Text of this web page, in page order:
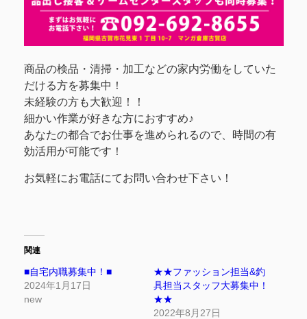
商品の検品・清掃・加工などの家内労働をしていた
だける方を募集中！
未経験の方も大歓迎！！
細かい作業が好きな方におすすめ♪
あなたの都合でお仕事を進められるので、時間の有
効活用が可能です！
お気軽にお電話にてお問い合わせ下さい！
関連
■自宅内職募集中！■
2024年1月17日
new
★★ファッション担当&釣
具担当スタッフ大募集中！
★★
2022年8月27日